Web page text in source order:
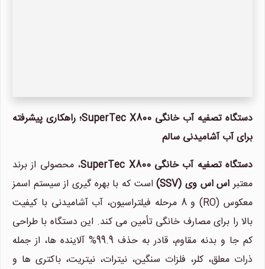
دستگاه تصفیه آب خانگی SuperTec X800؛ راهکاری پیشرفته
برای آب آشامیدنی سالم
دستگاه تصفیه آب خانگی SuperTec X800
، محصولی از برند
معتبراس اس وی (SSV)
است که با بهره گیری از سیستم اسمز
معکوس (RO) و 8 مرحله فیلتراسیون، آب آشامیدنی با کیفیت
بالا را برای مصارف خانگی تأمین می کند. این دستگاه با طراحی
کم جا و بدنه مقاوم، قادر به حذف 99.9% آلاینده ها، از جمله
ذرات معلق، کلر، فلزات سنگین، نیترات، نیتریت، باکتری ها و